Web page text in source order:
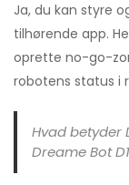
Ja, du kan styre
tilhørende app.
oprette no-go-
robotens status i
Hvad betyder
Dreame Bot